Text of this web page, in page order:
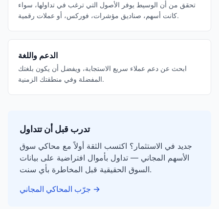
تحقق من أن الوسيط يوفر الأصول التي ترغب في تداولها، سواء
كانت أسهم، صناديق مؤشرات، فوركس، أو عملات رقمية.
الدعم واللغة
ابحث عن دعم عملاء سريع الاستجابة، ويفضل أن يكون بلغتك
المفضلة وفي منطقتك الزمنية.
تدرب قبل أن تتداول
جديد في الاستثمار؟ اكتسب الثقة أولاً مع محاكي سوق
الأسهم المجاني — تداول بأموال افتراضية على بيانات
السوق الحقيقية قبل المخاطرة بأي سنت.
جرّب المحاكي المجاني →